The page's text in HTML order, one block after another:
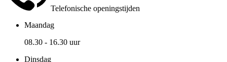
Telefonische openingstijden
Maandag
08.30 - 16.30 uur
Dinsdag